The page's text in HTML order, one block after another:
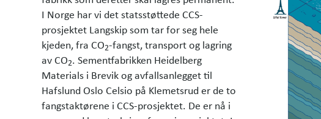
I Norge har vi det statsstøttede CCS-
prosjektet Langskip som tar for seg hele
kjeden, fra CO2-fangst, transport og lagring
av CO2. Sementfabrikken Heidelberg
Materials i Brevik og avfallsanlegget til
Hafslund Oslo Celsio på Klemetsrud er de to
fangstaktørene i CCS-prosjektet. De er nå i